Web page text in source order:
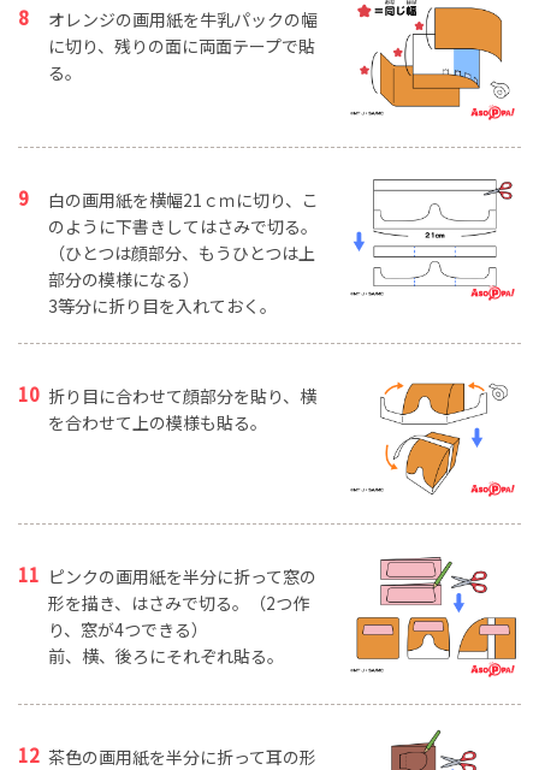
オレンジの画用紙を牛乳パックの幅
に切り、残りの面に両面テープで貼
る。
白の画用紙を横幅21ｃｍに切り、こ
のように下書きしてはさみで切る。
（ひとつは顔部分、もうひとつは上
部分の模様になる）
3等分に折り目を入れておく。
折り目に合わせて顔部分を貼り、横
を合わせて上の模様も貼る。
ピンクの画用紙を半分に折って窓の
形を描き、はさみで切る。（2つ作
り、窓が4つできる）
前、横、後ろにそれぞれ貼る。
茶色の画用紙を半分に折って耳の形